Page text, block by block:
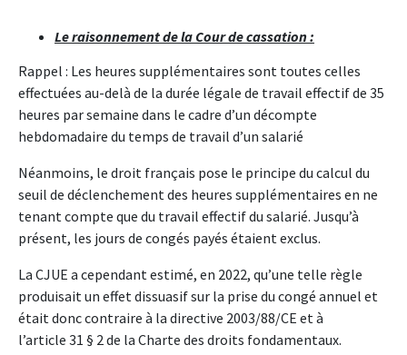
Le raisonnement de la Cour de cassation :
Rappel : Les heures supplémentaires sont toutes celles
effectuées au-delà de la durée légale de travail effectif de 35
heures par semaine dans le cadre d’un décompte
hebdomadaire du temps de travail d’un salarié
Néanmoins, le droit français pose le principe du calcul du
seuil de déclenchement des heures supplémentaires en ne
tenant compte que du travail effectif du salarié. Jusqu’à
présent, les jours de congés payés étaient exclus.
La CJUE a cependant estimé, en 2022, qu’une telle règle
produisait un effet dissuasif sur la prise du congé annuel et
était donc contraire à la directive 2003/88/CE et à
l’article 31 § 2 de la Charte des droits fondamentaux.